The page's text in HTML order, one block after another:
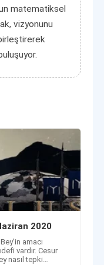
matematiksel
vizyonunu
2020
amacı
vardır. Cesur
nasıl tepki